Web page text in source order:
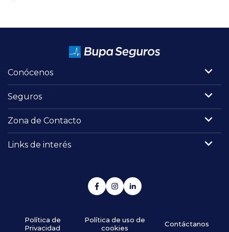
Conócenos
Seguros
Zona de Contacto
Links de interés
Política de
Privacidad
Política de uso de
cookies
Contáctanos